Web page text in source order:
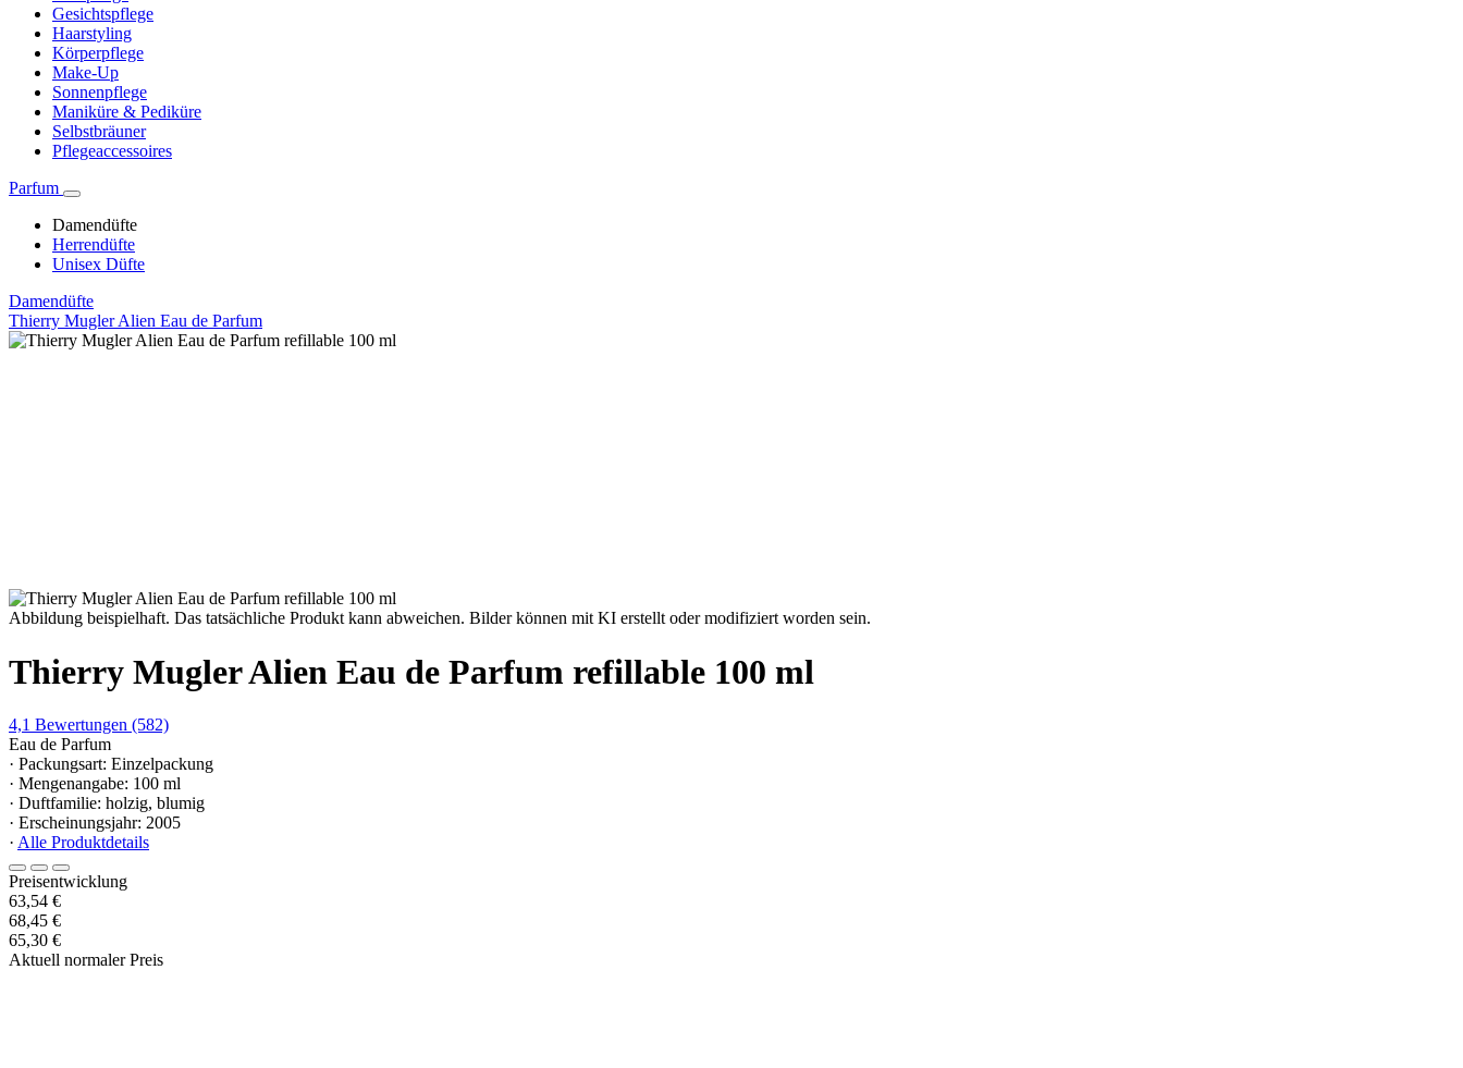
Gesichtspflege
Haarstyling
Körperpflege
Make-Up
Sonnenpflege
Maniküre & Pediküre
Selbstbräuner
Pflegeaccessoires
Parfum
Damendüfte
Herrendüfte
Unisex Düfte
Damendüfte
Thierry Mugler Alien Eau de Parfum
Abbildung beispielhaft. Das tatsächliche Produkt kann abweichen. Bilder können mit KI erstellt oder modifiziert worden sein.
Thierry Mugler Alien Eau de Parfum refillable 100 ml
4,1 Bewertungen (582)
Eau de Parfum
· Packungsart: Einzelpackung
· Mengenangabe: 100 ml
· Duftfamilie: holzig, blumig
· Erscheinungsjahr: 2005
· Alle Produktdetails
Preisentwicklung
63,54 €
68,45 €
65,30 €
Aktuell normaler Preis